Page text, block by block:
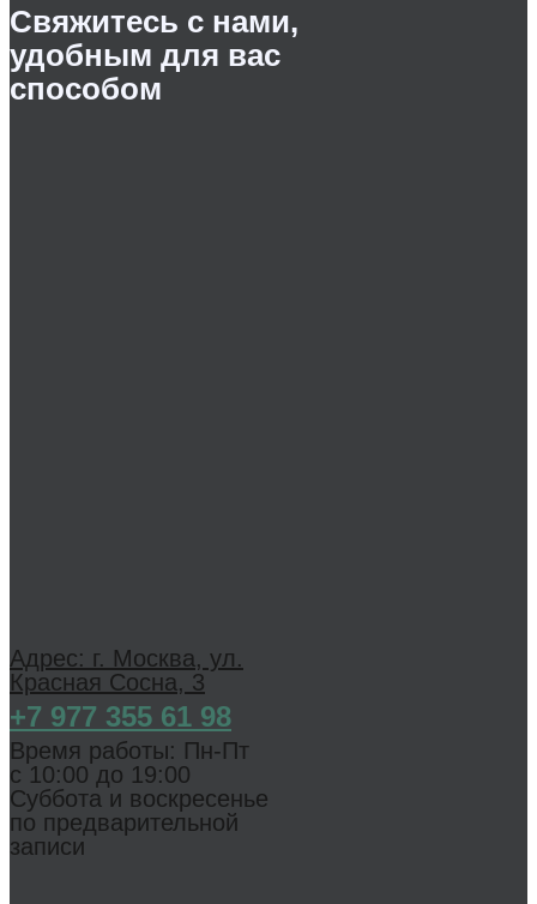
Свяжитесь с нами,
удобным для вас
способом
Адрес: г. Москва, ул.
Красная Сосна, 3
+7 977 355 61 98
Время работы: Пн-Пт
с 1 0:00 до 19:00
Суббота и воскресенье
по предварительной
записи